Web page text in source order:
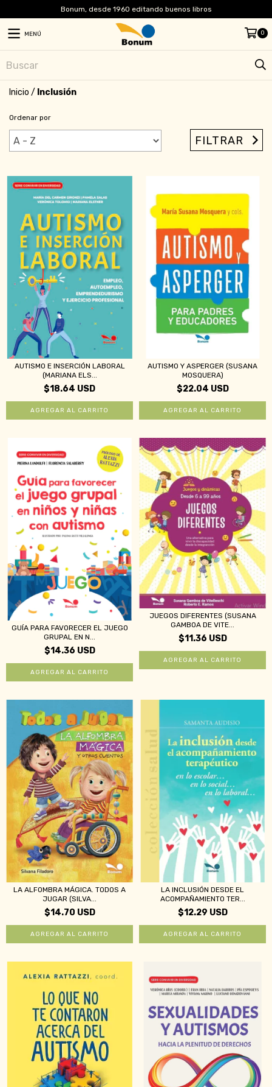
Bonum, desde 1960 editando buenos libros
MENÚ 0
Inicio / Inclusión
Ordenar por
FILTRAR
AUTISMO E INSERCIÓN LABORAL
(MARIANA ELS...
$18.64 USD
AUTISMO Y ASPERGER (SUSANA
MOSQUERA)
$22.04 USD
GUÍA PARA FAVORECER EL JUEGO
GRUPAL EN N...
$14.36 USD
JUEGOS DIFERENTES (SUSANA
GAMBOA DE VITE...
$11.36 USD
LA ALFOMBRA MÁGICA. TODOS A
JUGAR (SILVA...
$14.70 USD
LA INCLUSIÓN DESDE EL
ACOMPAÑAMIENTO TER...
$12.29 USD